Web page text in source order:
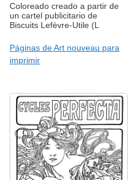
Coloreado creado a partir de
un cartel publicitario de
Biscuits Lefèvre-Utile (L
Páginas de Art nouveau para
imprimir